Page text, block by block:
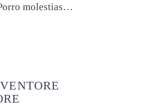
molestias…